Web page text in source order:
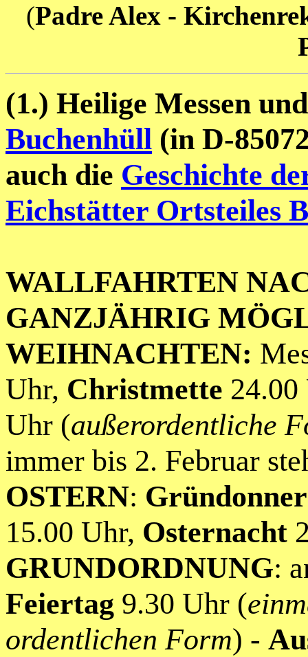
(Padre Alex -
(1.) Heilige Messen
Buchenhüll (in D-
auch die Geschichte
Eichstätter Ortsteiles
WALLFAHRTEN
GANZJÄHRIG
WEIHNACHTEN:
Uhr, Christmette 24.00
Uhr (außerordentliche
immer bis 2. Februar
OSTERN:
15.00 Uhr, Osternacht
GRUNDORDNUNG:
Feiertag 9.30 Uhr (
ordentlichen Form) -